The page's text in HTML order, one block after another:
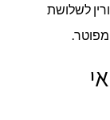
לשלושת
מפוטר.